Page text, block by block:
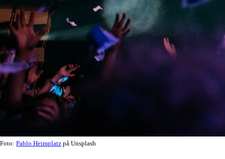
Foto: Pablo Heimplatz på Unsplash